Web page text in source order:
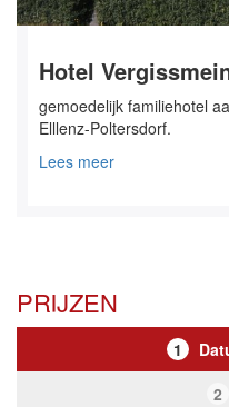
Hotel
gemoedelijk familiehotel
Elllenz-Poltersdorf.
Lees meer
PRIJZEN
1
2